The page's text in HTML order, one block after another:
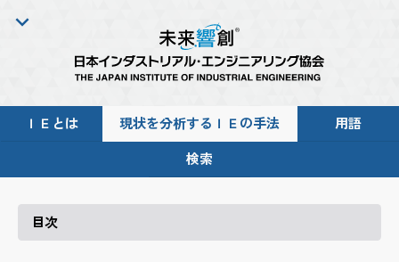
ＩＥとは 現状を分析するＩＥの手法 用語
検索
目次